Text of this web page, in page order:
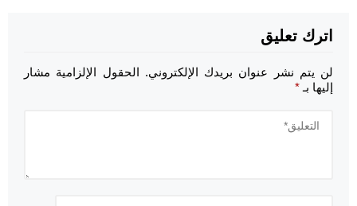
اترك تعليق
لن يتم نشر عنوان بريدك الإلكتروني. الحقول الإلزامية مشار
إليها بـ *